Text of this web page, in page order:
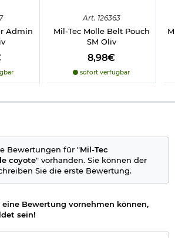
Admin
Art. 126363
Mil-Tec Molle Belt Pouch
SM Oliv
8,98€
sofort verfügbar
Bewertungen für "Mil-Tec
coyote" vorhanden. Sie können der
Sie die erste Bewertung.
eine Bewertung vornehmen können,
sein!